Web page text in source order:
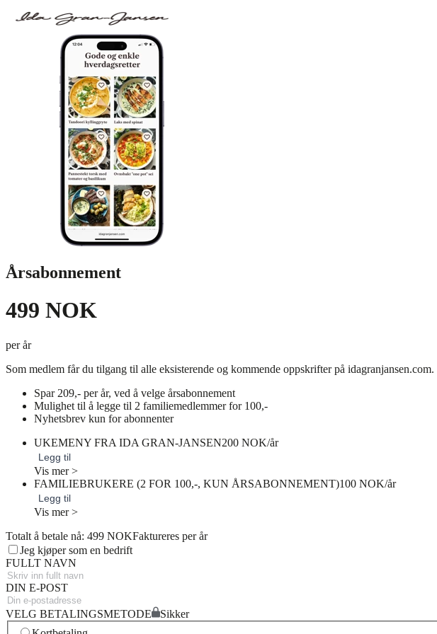
Årsabonnement
499 NOK
per år
Som medlem får du tilgang til alle eksisterende og kommende oppskrifter på idagranjansen.com.
Spar 209,- per år, ved å velge årsabonnement
Mulighet til å legge til 2 familiemedlemmer for 100,-
Nyhetsbrev kun for abonnenter
UKEMENY FRA IDA GRAN-JANSEN200 NOK/år
Legg til
Vis mer >
FAMILIEBRUKERE (2 FOR 100,-, KUN ÅRSABONNEMENT)100 NOK/år
Legg til
Vis mer >
Totalt å betale nå: 499 NOKFaktureres per år
Jeg kjøper som en bedrift
FULLT NAVN
DIN E-POST
VELG BETALINGSMETODE
Sikker